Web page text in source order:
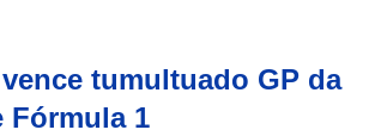
tumultuado GP da
Fórmula 1